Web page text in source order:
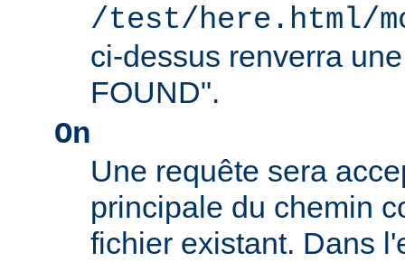
/test/here.html/
ci-dessus renverra
FOUND".
On
Une requête sera
principale du chemin
fichier existant. Dans